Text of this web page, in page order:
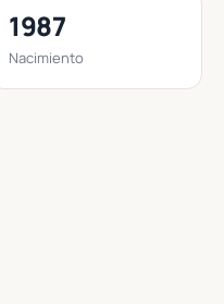
1987
Nacimiento